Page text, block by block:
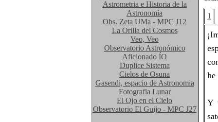
Astrometria e Historia de la
Astronomía
Obs. Zeta UMa - MPC J12
La Orilla del Cosmos
Veo, Veo
Observatorio Astronómico
Aficionado ÍO
Duplice Sistema
Cielos de Osuna
Gasendi, espacio de Astronomia
Fotografia Lunar
El Ojo en el Cielo
Observatorio El Guijo - MPC J27
1
he
Y